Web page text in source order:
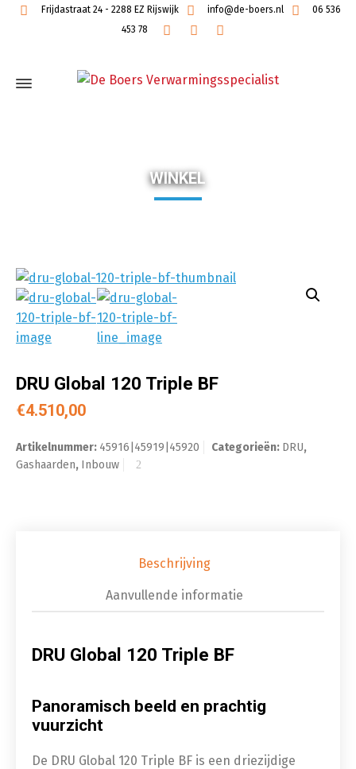
Frijdastraat 24 - 2288 EZ Rijswijk info@de-boers.nl
06 536
453 78
WINKEL
DRU Global 120 Triple BF
€4.510,00
Artikelnummer: 45916|45919|45920 Categorieën: DRU,
Gashaarden, Inbouw
Beschrijving
Aanvullende informatie
DRU Global 120 Triple BF
Panoramisch beeld en prachtig
vuurzicht
De DRU Global 120 Triple BF is een driezijdige